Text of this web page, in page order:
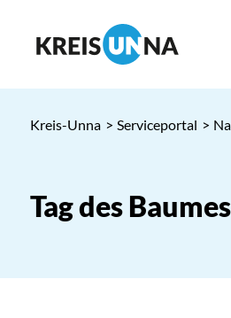
Kreis-Unna > Serviceportal >
Tag des Baumes